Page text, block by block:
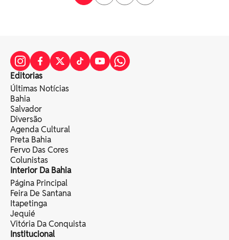
Editorias
Últimas Notícias
Bahia
Salvador
Diversão
Agenda Cultural
Preta Bahia
Fervo Das Cores
Colunistas
Interior Da Bahia
Página Principal
Feira De Santana
Itapetinga
Jequié
Vitória Da Conquista
Institucional